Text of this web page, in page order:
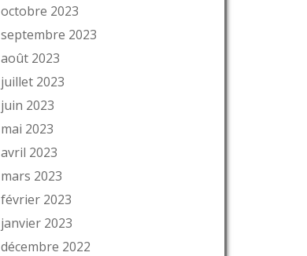
octobre 2023
septembre 2023
août 2023
juillet 2023
juin 2023
mai 2023
avril 2023
mars 2023
février 2023
janvier 2023
décembre 2022